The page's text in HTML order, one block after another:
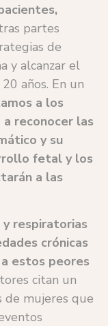
partes
de
y alcanzar el
años. En un
a los
reconocer las
y su
fetal y los
a las
y respiratorias
crónicas
estos peores
citan un
de mujeres que